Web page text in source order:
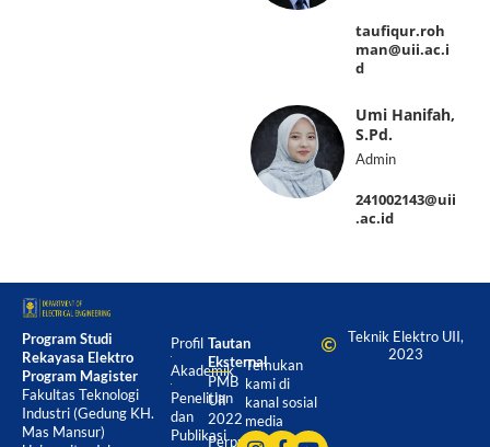
taufiqur.roh
man@uii.ac.i
d
Umi Hanifah,
S.Pd.
Admin
241002143@uii
.ac.id
Program Studi
Rekayasa Elektro
Program Magister
Fakultas Teknologi
Industri (Gedung KH.
Mas Mansur)
Profil
Akademik
Penelitian
dan
Publikasi
Tautan
Eksternal
PMB
UII
2022
Perpustakaan
Temukan
kami di
kanal sosial
media
Teknik Elektro UII,
2023